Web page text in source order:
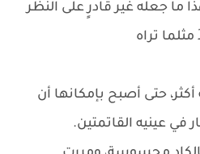
ما جعله غير قادرٍ على النظر
تراه
حتى أصبح بإمكانها أن
في عينيه القاتمتين.